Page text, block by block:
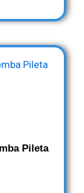
Pileta
price